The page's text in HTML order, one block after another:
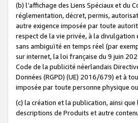
(b) l’affichage des Liens Spéciaux et du
réglementation, décret, permis,
autre exigence imposée par toute
respect de la vie privée, à la divulgation
sans ambiguïté en temps réel (par
sur internet, la loi française du 9 juin
Code de la publicité néerlandais
Données (RGPD) (UE) 2016/679) et à
imposée par toute personne physique
(c) la création et la publication, ainsi
descriptions de Produits et autre